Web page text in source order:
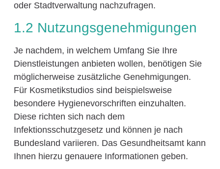
oder Stadtverwaltung nachzufragen.
1.2 Nutzungsgenehmigungen
Je nachdem, in welchem Umfang Sie Ihre
Dienstleistungen anbieten wollen, benötigen Sie
möglicherweise zusätzliche Genehmigungen.
Für Kosmetikstudios sind beispielsweise
besondere Hygienevorschriften einzuhalten.
Diese richten sich nach dem
Infektionsschutzgesetz und können je nach
Bundesland variieren. Das Gesundheitsamt kann
Ihnen hierzu genauere Informationen geben.